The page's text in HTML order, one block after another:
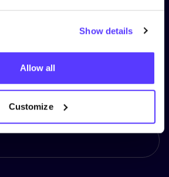
Show details
Allow all
Customize
et restez informé !